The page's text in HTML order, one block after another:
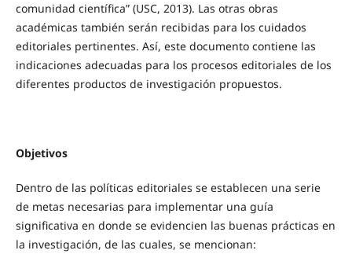
comunidad científica” (USC, 2013). Las otras obras
académicas también serán recibidas para los cuidados
editoriales pertinentes. Así, este documento contiene las
indicaciones adecuadas para los procesos editoriales de los
diferentes productos de investigación propuestos.
Objetivos
Dentro de las políticas editoriales se establecen una serie
de metas necesarias para implementar una guía
significativa en donde se evidencien las buenas prácticas en
la investigación, de las cuales, se mencionan: